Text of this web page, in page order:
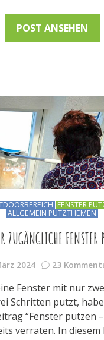
POST ANSEHEN
FENSTER
ALLGEMEIN PUTZTHEMEN
ZUGÄNGLICHE FENSTER
2024 23
Fenster mit nur
Schritten putzt,
“Fenster putzen
verraten. In